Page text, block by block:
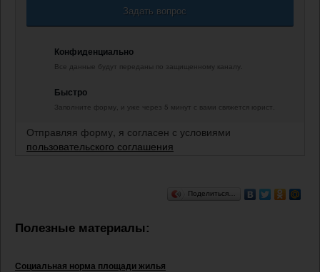
Задать вопрос
Конфиденциально
Все данные будут переданы по защищенному каналу.
Быстро
Заполните форму, и уже через 5 минут с вами свяжется юрист.
Отправляя форму, я согласен с условиями
пользовательского соглашения
Поделиться…
Полезные материалы:
Социальная норма площади жилья